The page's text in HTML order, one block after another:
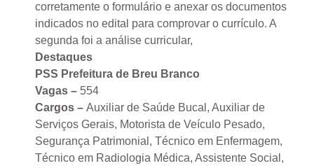
corretamente o formulário e anexar os documentos
indicados no edital para comprovar o currículo. A
segunda foi a análise curricular,
Destaques
PSS Prefeitura de Breu Branco
Vagas – 554
Cargos – Auxiliar de Saúde Bucal, Auxiliar de
Serviços Gerais, Motorista de Veículo Pesado,
Segurança Patrimonial, Técnico em Enfermagem,
Técnico em Radiologia Médica, Assistente Social,